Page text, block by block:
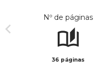
Nº de páginas
36 páginas